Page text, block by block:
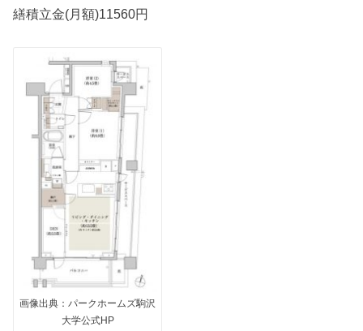
繕積立金(月額)11560円
画像出典：パークホームズ駒沢
大学公式HP